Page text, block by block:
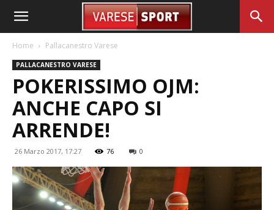
Home Pallacanestro Varese
PALLACANESTRO VARESE
POKERISSIMO OJM:
ANCHE CAPO SI
ARRENDE!
26 Marzo 2017, 17:27 76 0